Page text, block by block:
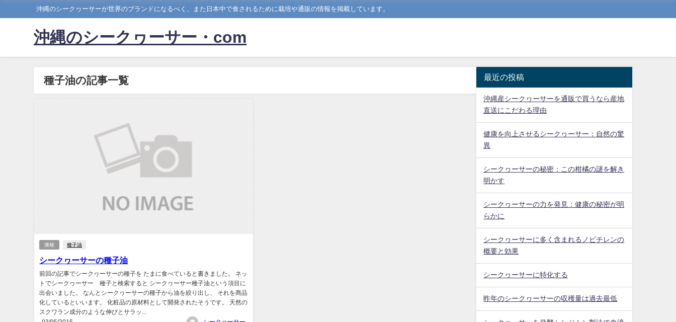
沖縄のシークヮーサーが世界のブランドになるべく、また日本中で食されるために栽培や通販の情報を掲載しています。
沖縄のシークヮーサー・com
種子油の記事一覧
播種 種子油
シークヮーサーの種子油
前回の記事でシークヮーサーの種子を たまに食べていると書きました。 ネッ
トでシークヮーサー 種子と検索すると シークヮーサー種子油という項目に
出会いました。 なんとシークヮーサーの種子から油を絞り出し、 それを商品
化しているといいます。 化粧品の原材料として開発されたそうです。 天然の
スクワラン成分のような伸びとサラッ...
最近の投稿
沖縄産シークヮーサーを通販で買うなら産地
直送にこだわる理由
健康を向上させるシークヮーサー：自然の驚
異
シークヮーサーの秘密：この柑橘の謎を解き
明かす
シークヮーサーの力を発見：健康の秘密が明
らかに
シークヮーサーに多く含まれるノビチレンの
概要と効果
シークヮーサーに特化する
昨年のシークヮーサーの収穫量は過去最低